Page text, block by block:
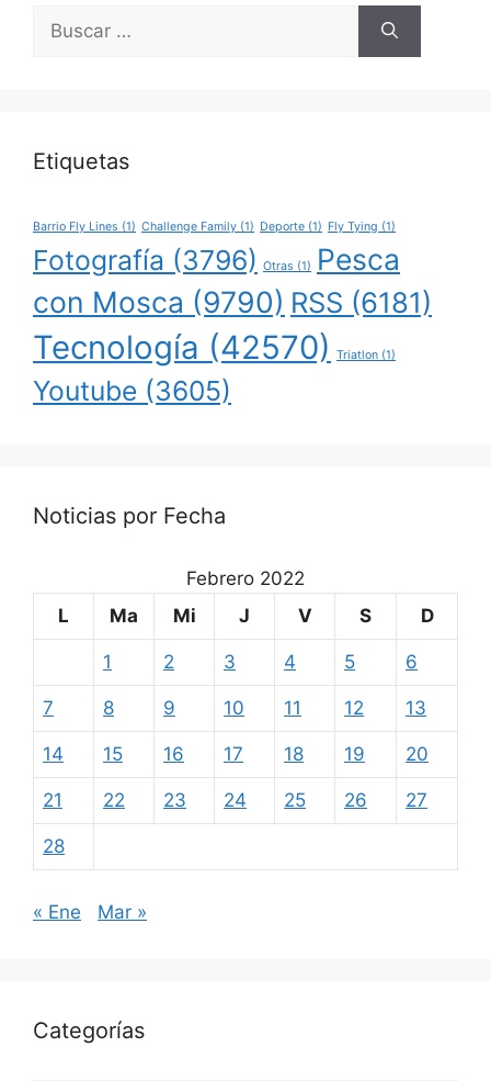
Buscar:
Etiquetas
Barrio Fly Lines (1) Challenge Family (1) Deporte (1) Fly Tying (1)
Fotografía (3796) Otras (1)
Pesca
con Mosca (9790) RSS (6181)
Tecnología (42570) Triatlon (1)
Youtube (3605)
Noticias por Fecha
Febrero 2022
L
Ma Mi J V S D
1 2 3 4 5 6
7 8 9 10 11 12 13
14 15 16 17 18 19 20
21 22 23 24 25 26 27
28
« Ene Mar »
Categorías